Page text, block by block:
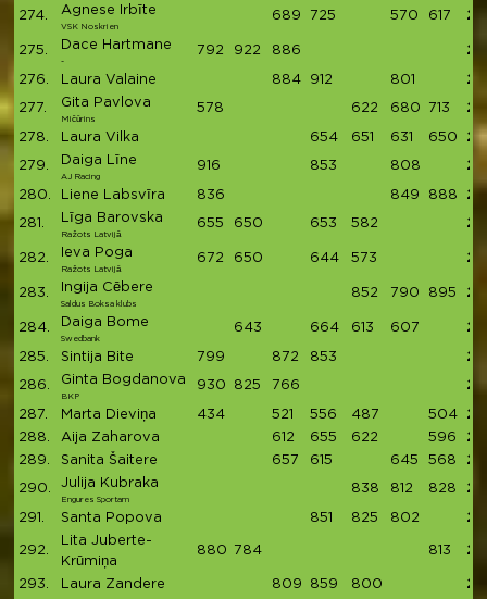
274. Agnese Irbīte
VSK Noskrien
689 725 570 617
275. Dace Hartmane
-
792 922 886
276. Laura Valaine 884 912 801
277. Gita Pavlova
Mičūrins
578 622 680 713
278. Laura Vilka 654 651 631 650
279. Daiga Līne
AJ Racing
916 853 808
280. Liene Labsvīra 836 849 888
281. Līga Barovska
Ražots Latvijā
655 650 653 582
282. Ieva Poga
Ražots Latvijā
672 650 644 573
283. Ingija Cēbere
Saldus Boksa klubs
852 790 895
284. Daiga Bome
Swedbank
643 664 613 607
285. Sintija Bite 799 872 853
286. Ginta Bogdanova
BKP
930 825 766
287. Marta Dieviņa 434 521 556 487 504
288.
Aija Zaharova 612 655 622 596
289.
Sanita Šaitere 657 615 645 568
290. Julija Kubraka
Engures Sportam
838 812 828
291. Santa Popova 851 825 802
292.
Lita Juberte-
Krūmiņa
880 784 813
293. Laura Zandere 809 859 800